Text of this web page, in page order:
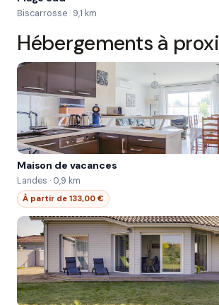
Biscarrosse · 9,1 km
Hébergements à
Maison de vacances
Landes · 0,9 km
À partir de 133,00 €